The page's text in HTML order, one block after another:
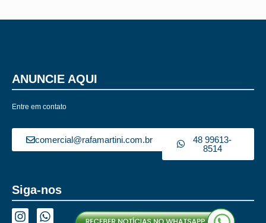
ANUNCIE AQUI
Entre em contato
comercial@rafamartini.com.br
48 99613-
8514
Siga-nos